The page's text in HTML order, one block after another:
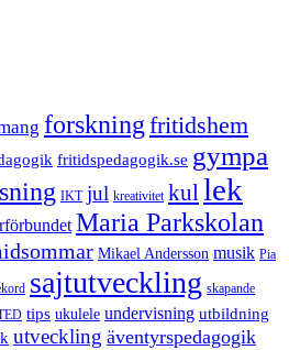
forskningfritidshem
fritidspedagogik.se gympa
IKT jul kreativitet kul lek
Maria Parkskolan
Mikael Andersson musik Pia
sajtutveckling skapande
tips ukulele undervisning utbildning
utveckling äventyrspedagogik